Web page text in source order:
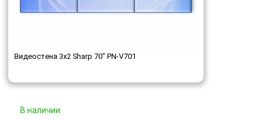
Видеостена 3x2 Sharp 70" PN-V701
В наличии